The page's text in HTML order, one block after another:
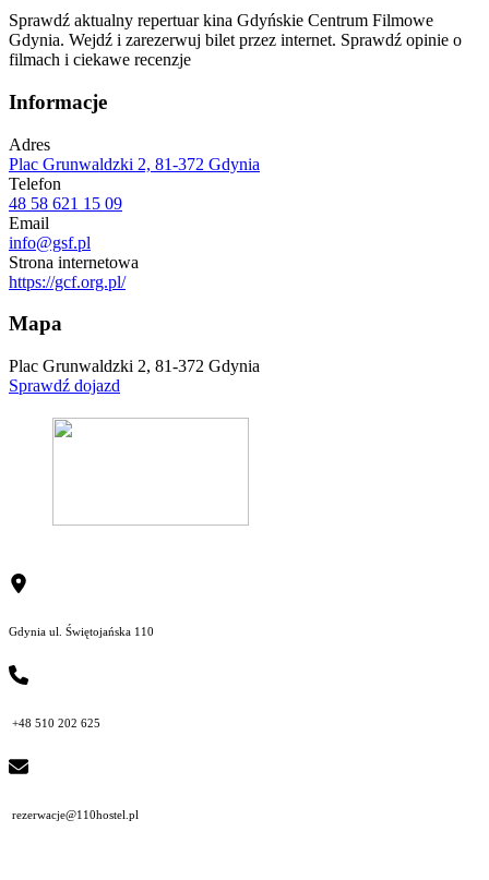
Sprawdź aktualny repertuar kina Gdyńskie Centrum Filmowe
Gdynia. Wejdź i zarezerwuj bilet przez internet. Sprawdź opinie o
filmach i ciekawe recenzje
Informacje
Adres
Plac Grunwaldzki 2, 81-372 Gdynia
Telefon
48 58 621 15 09
Email
info@gsf.pl
Strona internetowa
https://gcf.org.pl/
Mapa
Plac Grunwaldzki 2, 81-372 Gdynia
Sprawdź dojazd
Gdynia ul. Świętojańska 110
+48 510 202 625
rezerwacje@110hostel.pl